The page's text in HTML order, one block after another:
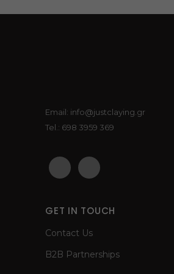
product
Email: info@justclaying.gr
Tel.: 698 3959 369
GET IN TOUCH
Contact Us
B2B Partnerships